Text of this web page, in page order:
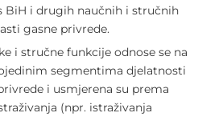
BiH i drugih naučnih i stručnih
gasne privrede.
i stručne funkcije odnose se na
segmentima djelatnosti
i usmjerena su prema
(npr. istraživanja